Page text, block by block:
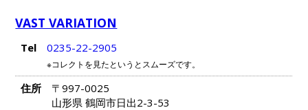
VAST VARIATION
Tel 0235-22-2905
※コレクトを見たというとスムーズです。
住所
〒997-0025
山形県 鶴岡市日出2-3-53